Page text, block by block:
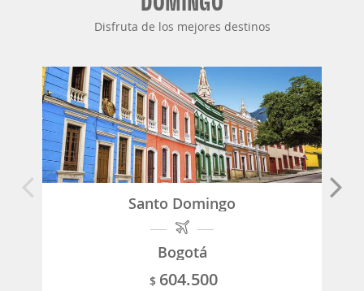
Disfruta de los mejores destinos
Santo Domingo
Bogotá
$ 604.500